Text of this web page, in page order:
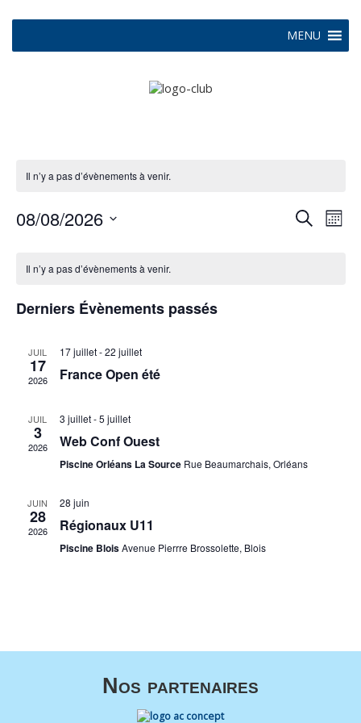
MENU
Il n’y a pas d’évènements à venir.
Recherche
de
Mois
08/08/2026
date.
de
Il n’y a pas d’évènements à venir.
Derniers Évènements passés
JUIL
17
2026
17 juillet-22 juillet
France Open été
JUIL
3
2026
3 juillet-5 juillet
Web Conf Ouest
Piscine Orléans La Source Rue Beaumarchais, Orléans
JUIN
28
2026
28 juin
Régionaux U11
Piscine BloisAvenue Pierrre Brossolette, Blois
Nos partenaires